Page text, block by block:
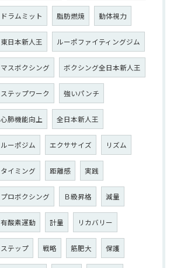
ドラムミット 脂肪燃焼 動体視力
東日本新人王 ルーポファイティングジム
マスボクシング ボクシング全日本新人王
ステップワーク 強いパンチ
心肺機能向上 全日本新人王
ルーポジム エクササイズ リズム
タイミング 距離感 実践
プロボクシング Ｂ級昇格 減量
有酸素運動 計量 リカバリー
ステップ 戦略 筋肥大 保護